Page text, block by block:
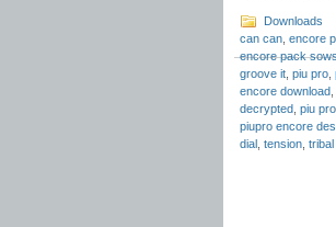
Downloads
can can encore
encore pack
groove it piu pro
encore download
decrypted piu
piupro encore
dial tension